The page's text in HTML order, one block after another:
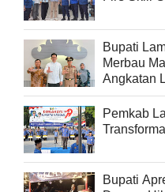
Bupati
Merbau
Angkatan
Pemkab
Bupati